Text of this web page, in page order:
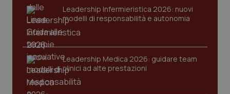
Leadership Infermieristica 2026: nuovi
modelli di responsabilità e autonomia
Leadership Medica 2026: guidare team
clinici ad alte prestazioni
CookieScriptConsent
CookieScript